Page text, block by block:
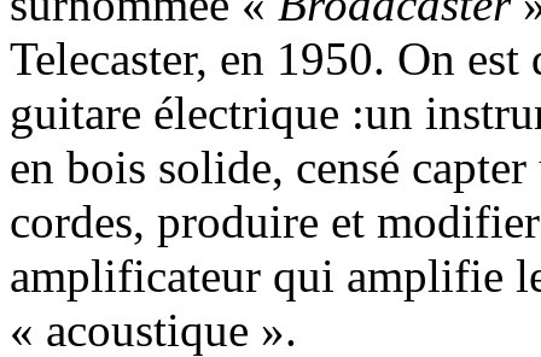
Telecaster, en 1950. On
guitare électrique :un
en bois solide, censé
cordes, produire et
amplificateur qui amplifie
« acoustique ».